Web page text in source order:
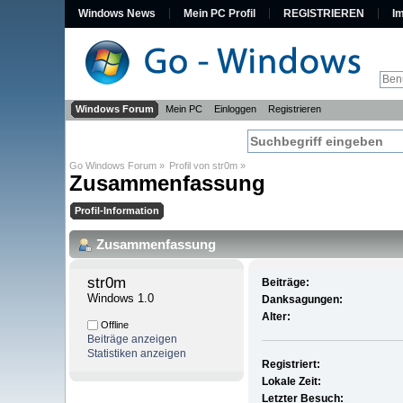
Windows News Mein PC Profil REGISTRIEREN
Windows Forum Mein PC Einloggen Registrieren
Go Windows Forum » Profil von str0m »
Zusammenfassung
Profil-Information
Zusammenfassung
str0m
Windows 1.0
Offline
Beiträge anzeigen
Statistiken anzeigen
Beiträge:
Danksagungen:
Alter:
Registriert:
Lokale Zeit:
Letzter Besuch: